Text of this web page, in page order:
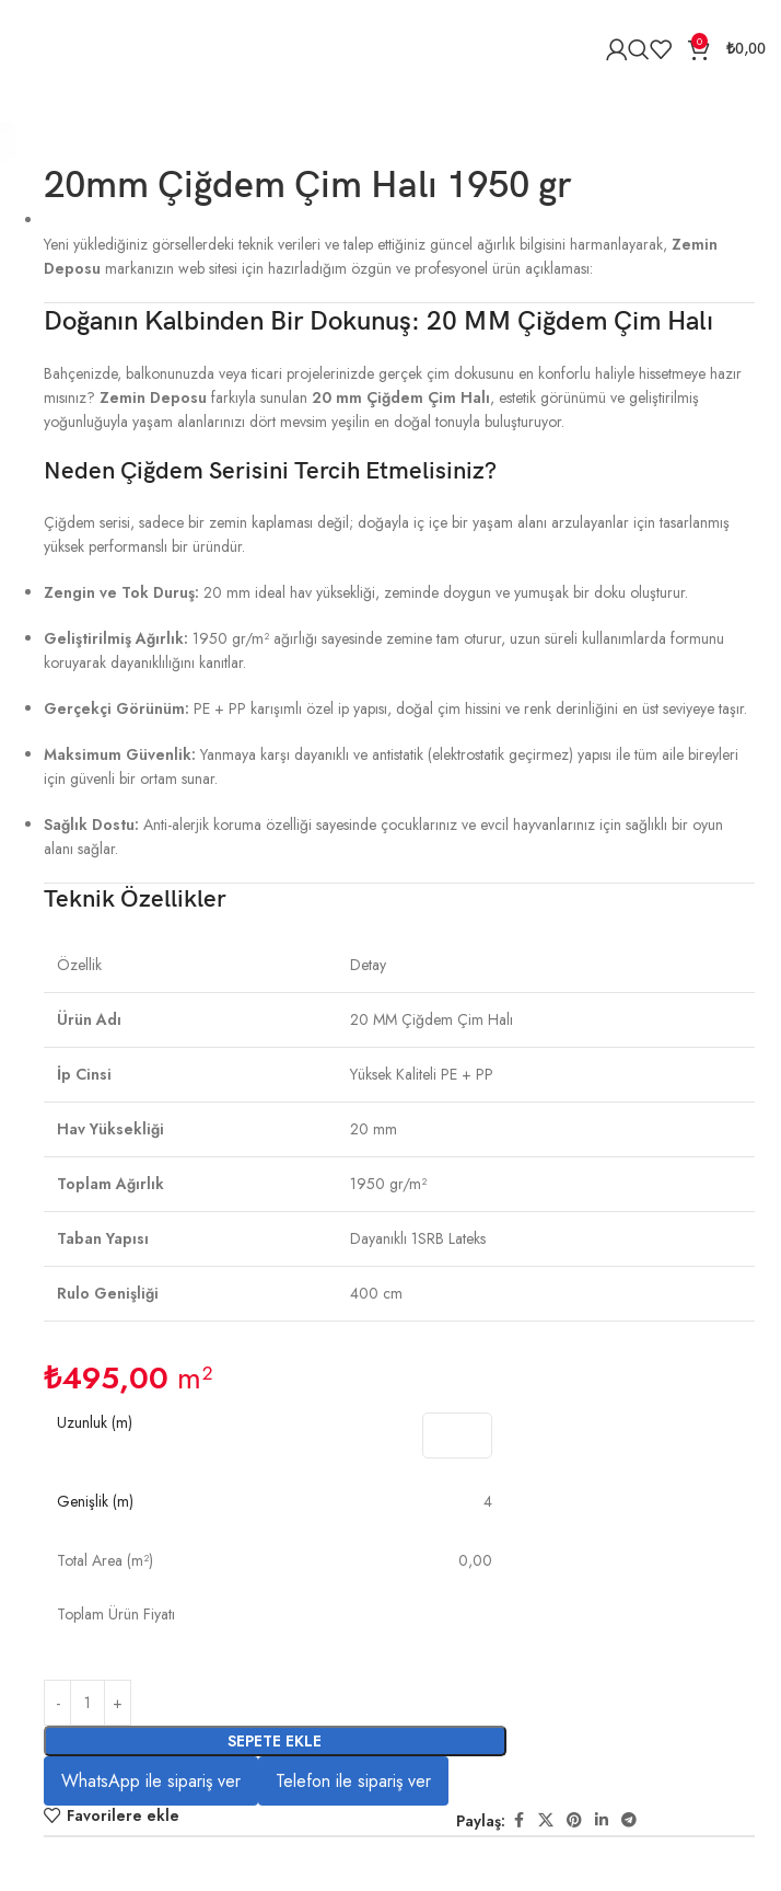
0 ₺0,00
20mm Çiğdem Çim Halı 1950 gr
Yeni yüklediğiniz görsellerdeki teknik verileri ve talep ettiğiniz güncel ağırlık bilgisini harmanlayarak, Zemin
Deposu markanızın web sitesi için hazırladığım özgün ve profesyonel ürün açıklaması:
Doğanın Kalbinden Bir Dokunuş: 20 MM Çiğdem Çim Halı
Bahçenizde, balkonunuzda veya ticari projelerinizde gerçek çim dokusunu en konforlu haliyle hissetmeye hazır
mısınız? Zemin Deposu farkıyla sunulan 20 mm Çiğdem Çim Halı, estetik görünümü ve geliştirilmiş
yoğunluğuyla yaşam alanlarınızı dört mevsim yeşilin en doğal tonuyla buluşturuyor.
Neden Çiğdem Serisini Tercih Etmelisiniz?
Çiğdem serisi, sadece bir zemin kaplaması değil; doğayla iç içe bir yaşam alanı arzulayanlar için tasarlanmış
yüksek performanslı bir üründür.
Zengin ve Tok Duruş: 20 mm ideal hav yüksekliği, zeminde doygun ve yumuşak bir doku oluşturur.
Geliştirilmiş Ağırlık: 1950 gr/m² ağırlığı sayesinde zemine tam oturur, uzun süreli kullanımlarda formunu
koruyarak dayanıklılığını kanıtlar.
Gerçekçi Görünüm: PE + PP karışımlı özel ip yapısı, doğal çim hissini ve renk derinliğini en üst seviyeye taşır.
Maksimum Güvenlik: Yanmaya karşı dayanıklı ve antistatik (elektrostatik geçirmez) yapısı ile tüm aile bireyleri
için güvenli bir ortam sunar.
Sağlık Dostu: Anti-alerjik koruma özelliği sayesinde çocuklarınız ve evcil hayvanlarınız için sağlıklı bir oyun
alanı sağlar.
Teknik Özellikler
Özellik Detay
Ürün Adı 20 MM Çiğdem Çim Halı
İp Cinsi Yüksek Kaliteli PE + PP
Hav Yüksekliği 20 mm
Toplam Ağırlık 1950 gr/m²
Taban Yapısı Dayanıklı 1SRB Lateks
Rulo Genişliği 400 cm
₺495,00 m²
Uzunluk (m)
Genişlik (m) 4
Total Area (m²) 0,00
Toplam Ürün Fiyatı
SEPETE EKLE
WhatsApp ile sipariş ver Telefon ile sipariş ver
Favorilere ekle Paylaş: